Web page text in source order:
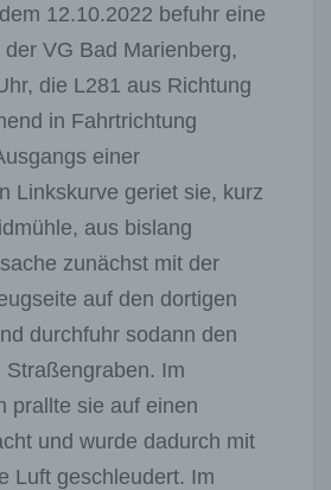
12.10.2022 befuhr eine
VG Bad Marienberg,
die L281 aus Richtung
in Fahrtrichtung
einer
Linkskurve geriet sie, kurz
aus bislang
zunächst mit der
auf den dortigen
durchfuhr sodann den
Straßengraben. Im
prallte sie auf einen
und wurde dadurch mit
Luft geschleudert. Im